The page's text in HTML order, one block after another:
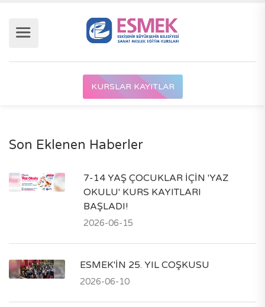
Son Eklenen Haberler
7-14 YAŞ ÇOCUKLAR İÇİN 'YAZ
OKULU' KURS KAYITLARI
BAŞLADI!
2026-06-15
ESMEK'İN 25. YIL COŞKUSU
2026-06-10